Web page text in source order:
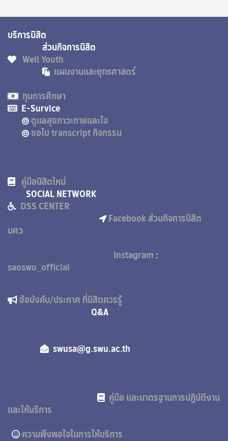
บริการนิสิต
ส่วนกิจการนิสิต
Well Youth
แผนงานและยุทธศาสตร์
ทุนการศึกษา
E-Survice
ดูแลสุขภาวะกายและใจ
ขอใบ transcript กิจกรรม
คู่มือนิสิตใหม่
SOCIAL NETWORK
DSS CENTER
Facebook ส่วนกิจการนิสิต
มศว
Instagram :
saoswu_official
ข้อบังคับ/ประกาศ ที่นิสิตควรรู้
Q&A
swusa@g.swu.ac.th
คู่มือ และมาตรฐานการปฏิบัติงาน
และให้บริการ
ความพึงพอใจในการให้บริการ